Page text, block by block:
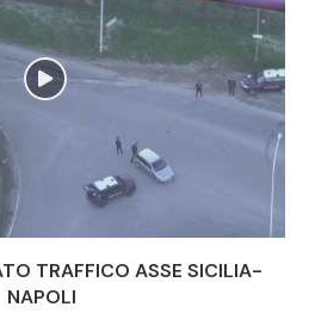
TRAFFICO ASSE SICILIA-
NAPOLI